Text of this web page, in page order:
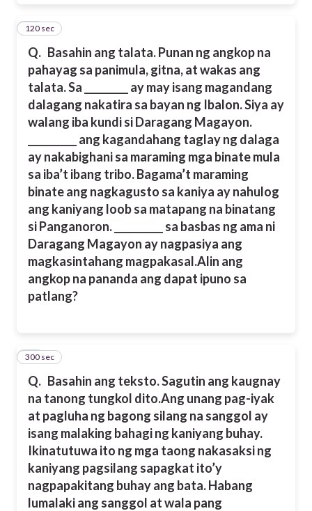
Q. Basahin ang talata. Punan ng angkop na
pahayag sa panimula, gitna, at wakas ang
talata.Sa _________ ay may isang magandang
dalagang nakatira sa bayan ng Ibalon. Siya ay
walang iba kundi si Daragang Magayon.
__________ ang kagandahang taglay ng dalaga
ay nakabighani sa maraming mga binate mula
sa iba’t ibang tribo. Bagama’t maraming
binate ang nagkagusto sa kaniya ay nahulog
ang kaniyang loob sa matapang na binatang
si Panganoron. __________ sa basbas ng ama ni
Daragang Magayon ay nagpasiya ang
magkasintahang magpakasal.Alin ang
angkop na pananda ang dapat ipuno sa
patlang?
12
120 sec
Q. Basahin ang teksto. Sagutin ang kaugnay
na tanong tungkol dito.Ang unang pag-iyak
at pagluha ng bagong silang na sanggol ay
isang malaking bahagi ng kaniyang buhay.
Ikinatutuwa ito ng mga taong nakasaksi ng
kaniyang pagsilang sapagkat ito’y
nagpapakitang buhay ang bata. Habang
lumalaki ang sanggol at wala pang
13
300 sec